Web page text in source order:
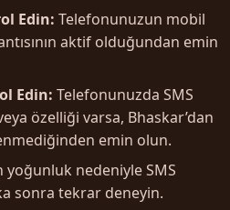
Edin: Telefonunuzun mobil
aktif olduğundan emin
Edin: Telefonunuzda SMS
özelliği varsa, Bhaskar’dan
emin olun.
yoğunluk nedeniyle SMS
sonra tekrar deneyin.